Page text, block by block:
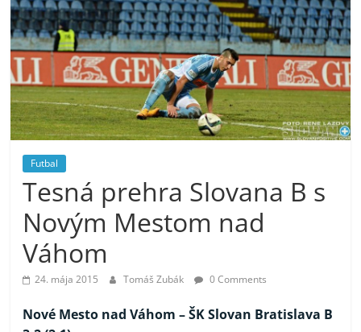
Futbal
Tesná prehra Slovana B s
Novým Mestom nad
Váhom
24. mája 2015 Tomáš Zubák 0 Comments
Nové Mesto nad Váhom –ŠK Slovan Bratislava B